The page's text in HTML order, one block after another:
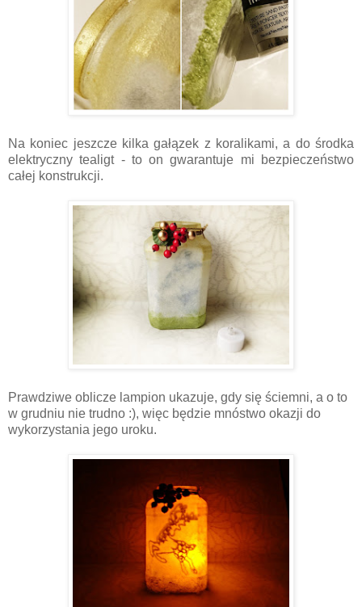
Na koniec jeszcze kilka gałązek z koralikami, a do środka
elektryczny tealigt - to on gwarantuje mi bezpieczeństwo
całej konstrukcji.
Prawdziwe oblicze lampion ukazuje, gdy się ściemni, a o to
w grudniu nie trudno :), więc będzie mnóstwo okazji do
wykorzystania jego uroku.